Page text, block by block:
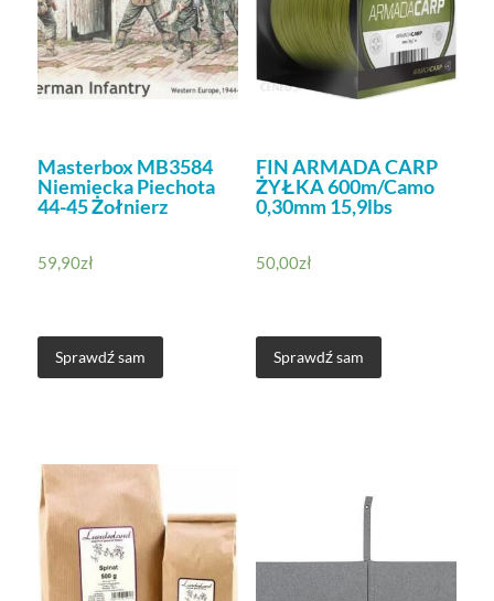
Masterbox MB3584
Niemiecka Piechota
44-45 Żołnierz
59,90zł
Sprawdź sam
FIN ARMADA CARP
ŻYŁKA 600m/Camo
0,30mm 15,9lbs
50,00zł
Sprawdź sam